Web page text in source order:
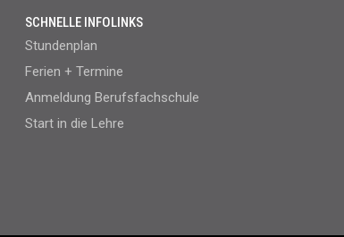
SCHNELLE INFOLINKS
Stundenplan
Ferien + Termine
Anmeldung Berufsfachschule
Start in die Lehre